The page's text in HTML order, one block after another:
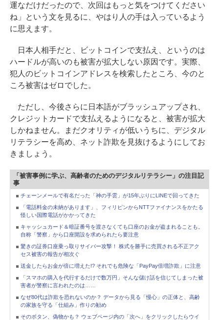
運なだけだったので、次回はもっと気をつけてください
ね」という文を見るに、やはり人の手は入っているよう
に思えます。
日本人相手だと、ビットコインで支払え、というのは
ハードルが高いのも被害が拡大しない原因です。実際、
犯人のビットコインアドレスを検索したところ、今のと
ころ被害はゼロでした。
ただし、今後さらに日本語がブラッシュアップされ、
クレジットカードで支払えるようになると、被害が拡大
しかねません。まだクオリティが低いうちに、デジタル
リテラシーを高め、ネット詐欺を見抜けるようにしてお
きましょう。
「被害事例に学ぶ、高齢者のためのデジタルリテラシー」の注目記
事
チェーンメールで有名だった「神の手雲」が15年ぶりにLINEで回ってきた
「電話料金の未納があります」、フィリピンからNTTファイナンスをかたる
怪しい国際電話がかかってきた
キャッシュカード＆暗証番号を渡さなくても口座のお金が盗まれることも。
自称「警察」から口座開設を求められたら要注意
驚きの証券口座乗っ取りサイバー攻撃！ 株式を勝手に売買される不正アク
セス被害の報告が相次ぐ
送金したらお金が倍に増えた!? それでも危険な「PayPay倍増詐欺」に注意
「スマホの購入を代行するだけで数万円」そんな儲け話を信じてしまった被
害者が警察に言われたのは……
なぜ80代は詐欺を恐れないのか？ データから見る「慢心」の正体と、高齢
の家族を守る「仕組み」作りの勧め
そのボタン、偽物かも？ ウェブページ内の「次へ」をクリックしたらウイ